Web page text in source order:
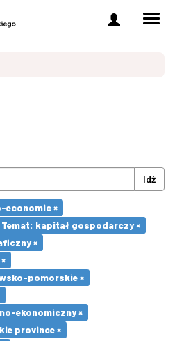
Zaloguj
się
Idź
economic ×
Temat: kapitał gospodarczy ×
×
pomorskie ×
ekonomiczny ×
province ×